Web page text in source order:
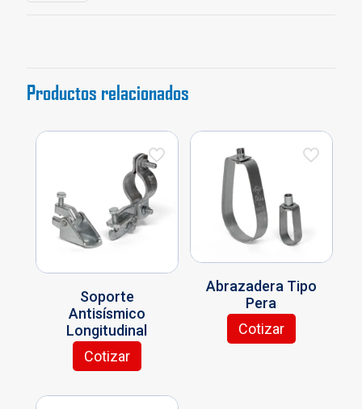
Productos relacionados
Soporte
Antisísmico
Longitudinal
Cotizar
Este
tiene
Abrazadera Tipo
Pera
Cotizar
Este